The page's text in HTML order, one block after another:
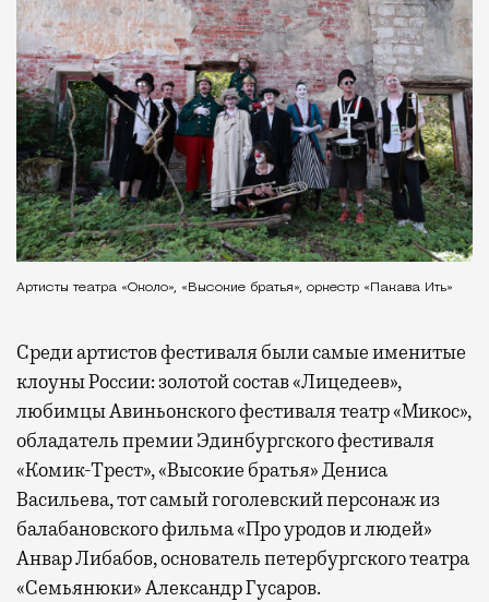
Артисты театра «Около», «Высокие братья», оркестр «Пакава Ить»
Среди артистов фестиваля были самые именитые
клоуны России: золотой состав «Лицедеев»,
любимцы Авиньонского фестиваля театр «Микос»,
обладатель премии Эдинбургского фестиваля
«Комик-Трест», «Высокие братья» Дениса
Васильева, тот самый гоголевский персонаж из
балабановского фильма «Про уродов и людей»
Анвар Либабов, основатель петербургского театра
«Семьянюки» Александр Гусаров.